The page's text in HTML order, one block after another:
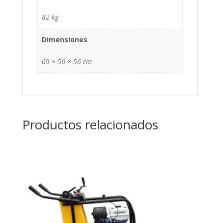
82 kg
Dimensiones
69 × 56 × 56 cm
Productos relacionados